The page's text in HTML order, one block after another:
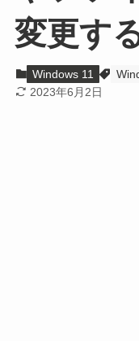
変更す
Windows 11
2023年6月2日